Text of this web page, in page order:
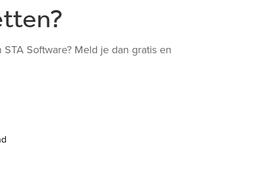
Software? Meld je dan gratis en